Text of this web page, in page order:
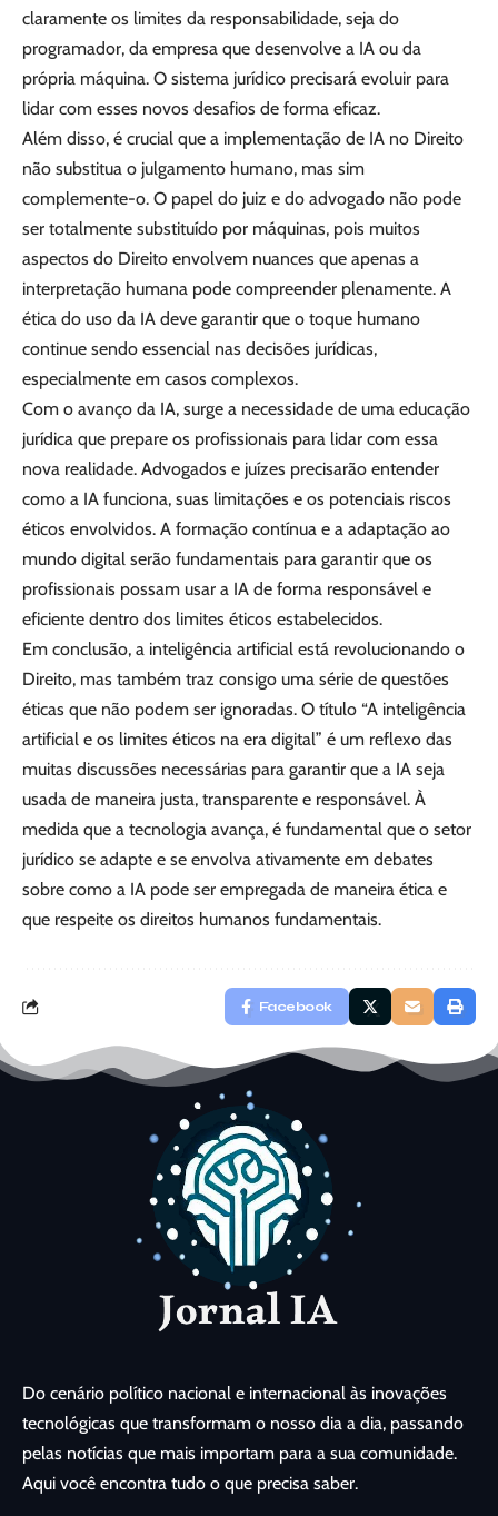
claramente os limites da responsabilidade, seja do
programador, da empresa que desenvolve a IA ou da
própria máquina. O sistema jurídico precisará evoluir para
lidar com esses novos desafios de forma eficaz.
Além disso, é crucial que a implementação de IA no Direito
não substitua o julgamento humano, mas sim
complemente-o. O papel do juiz e do advogado não pode
ser totalmente substituído por máquinas, pois muitos
aspectos do Direito envolvem nuances que apenas a
interpretação humana pode compreender plenamente. A
ética do uso da IA deve garantir que o toque humano
continue sendo essencial nas decisões jurídicas,
especialmente em casos complexos.
Com o avanço da IA, surge a necessidade de uma educação
jurídica que prepare os profissionais para lidar com essa
nova realidade. Advogados e juízes precisarão entender
como a IA funciona, suas limitações e os potenciais riscos
éticos envolvidos. A formação contínua e a adaptação ao
mundo digital serão fundamentais para garantir que os
profissionais possam usar a IA de forma responsável e
eficiente dentro dos limites éticos estabelecidos.
Em conclusão, a inteligência artificial está revolucionando o
Direito, mas também traz consigo uma série de questões
éticas que não podem ser ignoradas. O título “A inteligência
artificial e os limites éticos na era digital” é um reflexo das
muitas discussões necessárias para garantir que a IA seja
usada de maneira justa, transparente e responsável. À
medida que a tecnologia avança, é fundamental que o setor
jurídico se adapte e se envolva ativamente em debates
sobre como a IA pode ser empregada de maneira ética e
que respeite os direitos humanos fundamentais.
Facebook
Do cenário político nacional e internacional às inovações
tecnológicas que transformam o nosso dia a dia, passando
pelas notícias que mais importam para a sua comunidade.
Aqui você encontra tudo o que precisa saber.